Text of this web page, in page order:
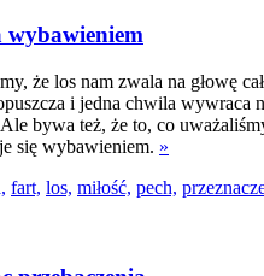
wybawieniem
że los nam zwala na głowę
i jedna chwila wywraca
bywa też, że to, co
się wybawieniem. »
fart, los, miłość, pech,